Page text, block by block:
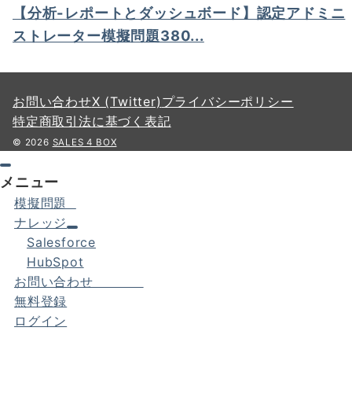
【分析-レポートとダッシュボード】認定アドミニ
ストレーター模擬問題380...
お問い合わせX (Twitter) プライバシーポリシー
特定商取引法に基づく表記
© 2026 SALES 4 BOX
メニュー
模擬問題
ナレッジ
Salesforce
HubSpot
お問い合わせ
無料登録
ログイン